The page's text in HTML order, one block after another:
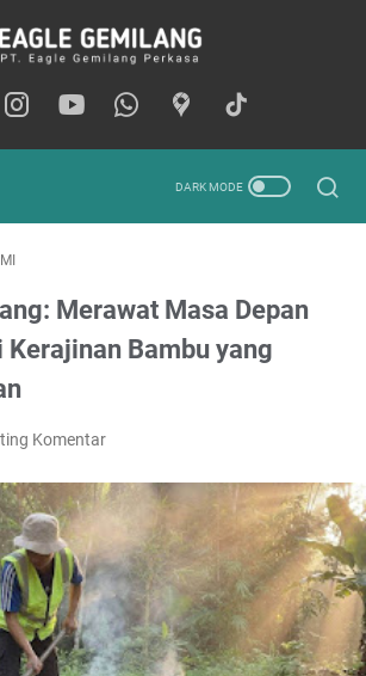
Merawat Masa Depan
Bambu yang
Komentar